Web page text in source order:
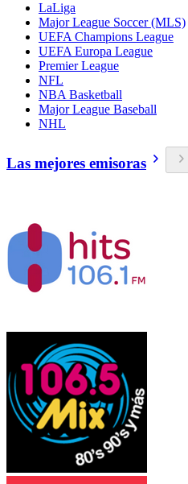
LaLiga
Major League Soccer (MLS)
UEFA Champions League
UEFA Europa League
Premier League
NFL
NBA Basketball
Major League Baseball
NHL
Las mejores emisoras